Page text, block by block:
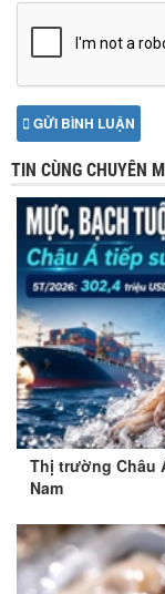
GỬI BÌNH LUẬN
TIN CÙNG CHUYÊN
Thị trường Châu
Nam